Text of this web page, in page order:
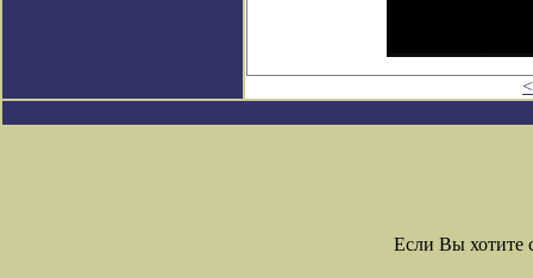
Если Вы хотите